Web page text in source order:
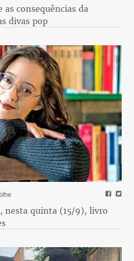
consequências da
divas pop
nesta quinta (15/9), livro